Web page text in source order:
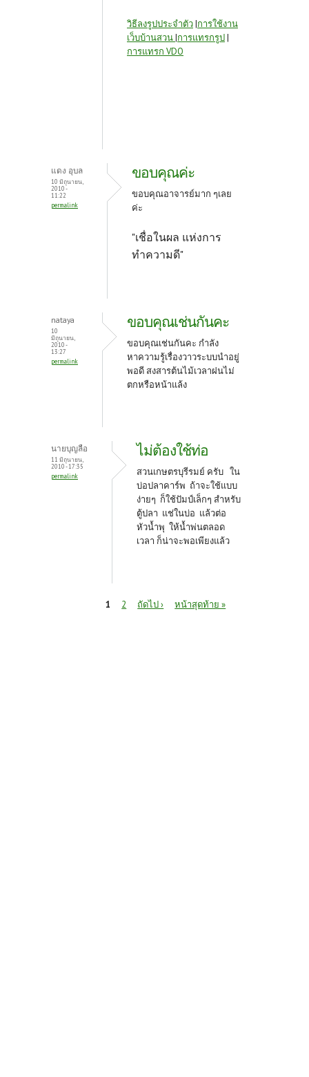
วิธีลงรูปประจำตัว|การใช้งาน
เว็บบ้านสวน|การแทรกรูป|
การแทรก VDO
แดง อุบล
10 มิถุนายน,
2010 -
11:22
permalink
ขอบคุณค่ะ
ขอบคุณอาจารย์มาก ๆเลย
ค่ะ
"เชื่อในผล แห่งการ
ทำความดี"
nataya
10
มิถุนายน,
2010 -
13:27
permalink
ขอบคุณเช่นกันคะ
ขอบคุณเช่นกันคะ กำลัง
หาความรู้เรื่องวาวระบบนำอยู่
พอดี สงสารต้นไม้เวลาฝนไม่
ตกหรือหน้าแล้ง
นายบุญลือ
11 มิถุนายน,
2010 - 17:35
permalink
ไม่ต้องใช้ท่อ
สวนเกษตรบุรีรมย์ ครับ ใน
บ่อปลาคาร์พ ถ้าจะใช้แบบ
ง่ายๆ ก็ใช้ปัมป์เล็กๆ สำหรับ
ตู้ปลา แช่ในบ่อ แล้วต่อ
หัวน้ำพุ ให้น้ำพ่นตลอด
เวลา ก็น่าจะพอเพียงแล้ว
1 2 ถัดไป › หน้าสุดท้าย »